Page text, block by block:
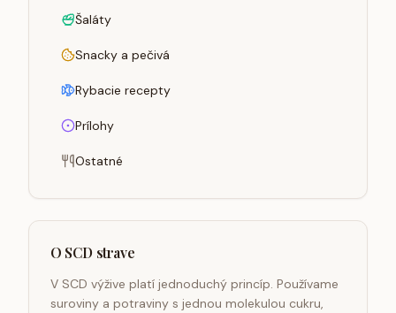
Šaláty
Snacky a pečivá
Rybacie recepty
Prílohy
Ostatné
O SCD strave
V SCD výžive platí jednoduchý princíp. Používame
suroviny a potraviny s jednou molekulou cukru,